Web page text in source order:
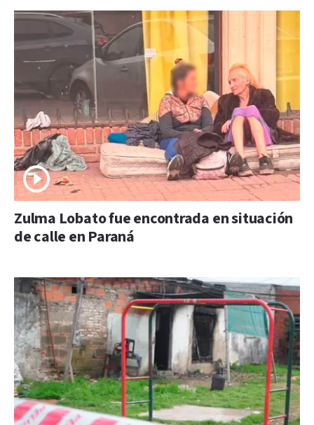
Zulma Lobato fue encontrada en situación
de calle en Paraná